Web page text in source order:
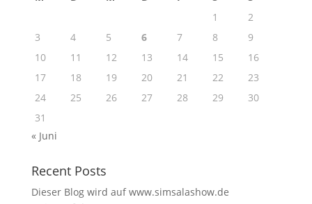
1
2
3
4 5 6 7 8
9
10
11 12 13 14 15
16
17
18 19 20 21 22
23
24
25 26 27 28 29
30
31
« Juni
Recent Posts
Dieser Blog wird auf www.simsalashow.de